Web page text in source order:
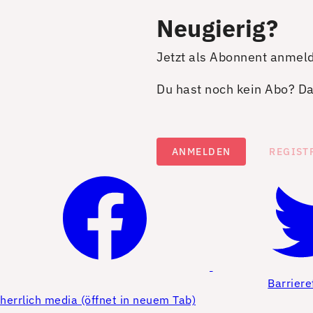
Neugierig?
Jetzt als Abonnent
Du hast noch kein Abo?
ANMELDEN
herrlich media (öffnet in neuem Tab)